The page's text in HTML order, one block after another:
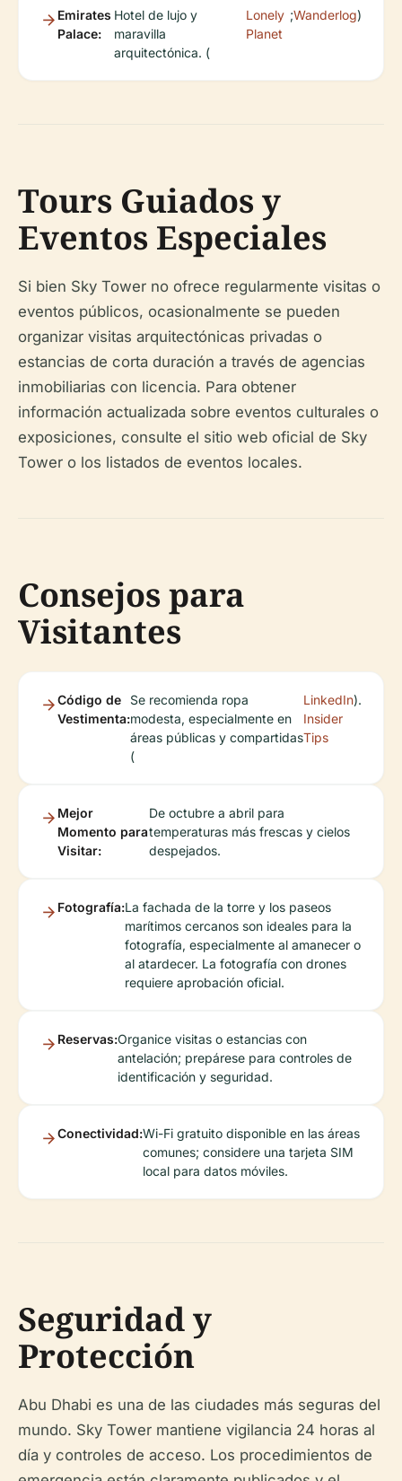
Emirates
Palace:
Hotel de lujo y
maravilla
arquitectónica. (
Lonely
Planet
;Wanderlog)
Tours Guiados y
Eventos Especiales
Si bien Sky Tower no ofrece regularmente visitas o
eventos públicos, ocasionalmente se pueden
organizar visitas arquitectónicas privadas o
estancias de corta duración a través de agencias
inmobiliarias con licencia. Para obtener
información actualizada sobre eventos culturales o
exposiciones, consulte el sitio web oficial de Sky
Tower o los listados de eventos locales.
Consejos para
Visitantes
Código de
Vestimenta:
Se recomienda ropa
modesta, especialmente en
áreas públicas y compartidas
(
LinkedIn
Insider
Tips
).
Mejor
Momento para
Visitar:
De octubre a abril para
temperaturas más frescas y cielos
despejados.
Fotografía:La fachada de la torre y los paseos
marítimos cercanos son ideales para la
fotografía, especialmente al amanecer o
al atardecer. La fotografía con drones
requiere aprobación oficial.
Reservas:Organice visitas o estancias con
antelación; prepárese para controles de
identificación y seguridad.
Conectividad:Wi-Fi gratuito disponible en las áreas
comunes; considere una tarjeta SIM
local para datos móviles.
Seguridad y
Protección
Abu Dhabi es una de las ciudades más seguras del
mundo. Sky Tower mantiene vigilancia 24 horas al
día y controles de acceso. Los procedimientos de